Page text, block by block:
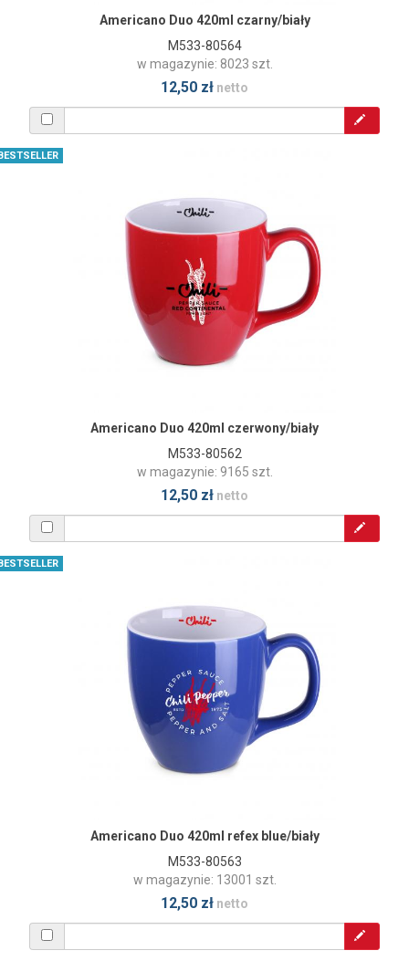
Americano Duo 420ml czarny/biały
M533-80564
w magazynie: 8023 szt.
12,50 zł netto
Americano Duo 420ml czerwony/biały
M533-80562
w magazynie: 9165 szt.
12,50 zł netto
Americano Duo 420ml refex blue/biały
M533-80563
w magazynie: 13001 szt.
12,50 zł netto